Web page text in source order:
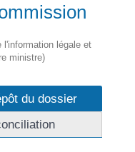
l'information légale et
ministre)
du dossier